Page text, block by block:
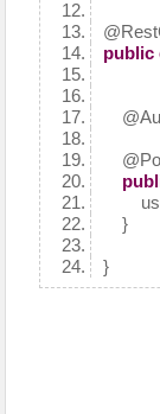
public
}
}